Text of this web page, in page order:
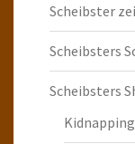
Scheibster
Scheibsters
Scheibsters